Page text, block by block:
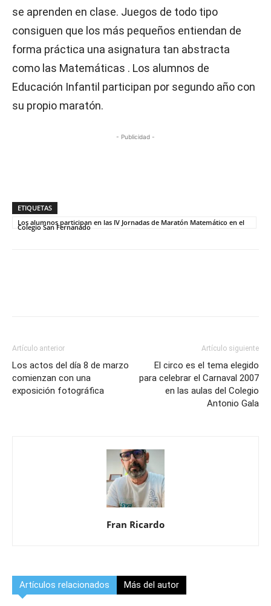
se aprenden en clase. Juegos de todo tipo
consiguen que los más pequeños entiendan de
forma práctica una asignatura tan abstracta
como las Matemáticas . Los alumnos de
Educación Infantil participan por segundo año con
su propio maratón.
- Publicidad -
ETIQUETAS
Los alumnos participan en las IV Jornadas de Maratón Matemático en el
Colegio San Fernanado
Artículo anterior
Los actos del día 8 de marzo
comienzan con una
exposición fotográfica
Artículo siguiente
El circo es el tema elegido
para celebrar el Carnaval 2007
en las aulas del Colegio
Antonio Gala
Fran Ricardo
Artículos relacionados Más del autor